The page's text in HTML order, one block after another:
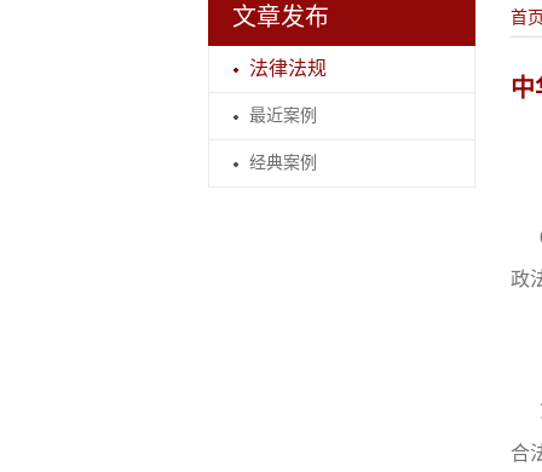
文章发布
法律法规
最近案例
经典案例
首
中
政
合